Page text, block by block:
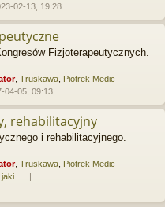
02-13, 19:28
Fizjoterapeutycznych.
, Truskawa Piotrek Medic
04-05, 09:13
rehabilitacyjny
i rehabilitacyjnego.
, Truskawa Piotrek Medic
…